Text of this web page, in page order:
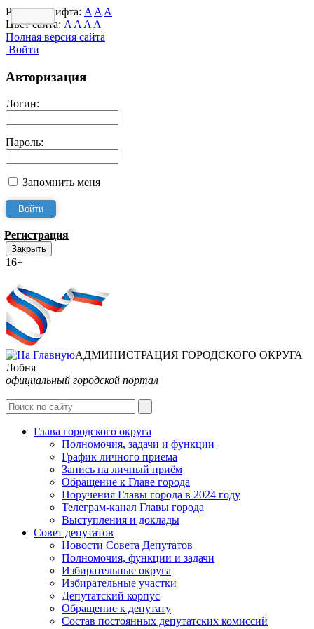
Размер шрифта: A A A
Цвет сайта: A A A A
Полная версия сайта
Войти
Авторизация
Логин:
Пароль:
Запомнить меня
Регистрация
Закрыть
16+
АДМИНИСТРАЦИЯ ГОРОДСКОГО ОКРУГА
Лобня
официальный городской портал
Глава городского округа
Полномочия, задачи и функции
График личного приема
Запись на личный приём
Обращение к Главе города
Поручения Главы города в 2024 году
Телеграм-канал Главы города
Выступления и доклады
Совет депутатов
Новости Совета Депутатов
Полномочия, функции и задачи
Избирательные округа
Избирательные участки
Депутатский корпус
Обращение к депутату
Состав постоянных депутатских комиссий